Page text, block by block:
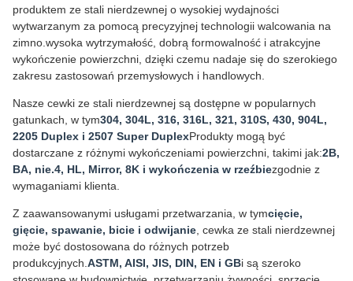
produktem ze stali nierdzewnej o wysokiej wydajności
wytwarzanym za pomocą precyzyjnej technologii walcowania na
zimno.wysoka wytrzymałość, dobrą formowalność i atrakcyjne
wykończenie powierzchni, dzięki czemu nadaje się do szerokiego
zakresu zastosowań przemysłowych i handlowych.
Nasze cewki ze stali nierdzewnej są dostępne w popularnych
gatunkach, w tym304, 304L, 316, 316L, 321, 310S, 430, 904L,
2205 Duplex i 2507 Super DuplexProdukty mogą być
dostarczane z różnymi wykończeniami powierzchni, takimi jak:2B,
BA, nie.4, HL, Mirror, 8K i wykończenia w rzeźbiezgodnie z
wymaganiami klienta.
Z zaawansowanymi usługami przetwarzania, w tymcięcie,
gięcie, spawanie, bicie i odwijanie , cewka ze stali nierdzewnej
może być dostosowana do różnych potrzeb
produkcyjnych. ASTM, AISI, JIS, DIN, EN i GBi są szeroko